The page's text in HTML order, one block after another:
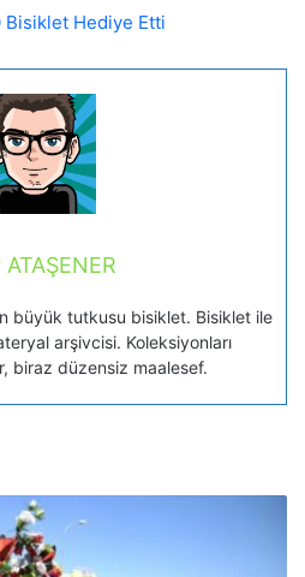
Bisiklet Hediye Etti
büyük tutkusu bisiklet. Bisiklet ile
arşivcisi. Koleksiyonları
biraz düzensiz maalesef.